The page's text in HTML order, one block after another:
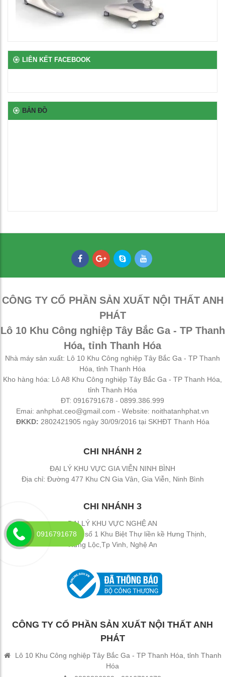
2,650,000₫
Bàn ghế bán trú rời gỗ tự nhiên phủ vernia
2,700,000 ₫
21,000₫
LIÊN KẾT FACEBOOK
BẢN ĐỒ
CÔNG TY CỔ PHẦN SẢN XUẤT NỘI THẤT ANH
PHÁT
Lô 10 Khu Công nghiệp Tây Bắc Ga - TP Thanh
Hóa, tỉnh Thanh Hóa
Nhà máy sản xuất: Lô 10 Khu Công nghiệp Tây Bắc Ga - TP Thanh
Hóa, tỉnh Thanh Hóa
Kho hàng hóa: Lô A8 Khu Công nghiệp Tây Bắc Ga - TP Thanh Hóa,
tỉnh Thanh Hóa
ĐT: 0916791678 - 0899.386.999
Emai: anhphat.ceo@gmail.com - Website: noithatanhphat.vn
ĐKKD: 2802421905 ngày 30/09/2016 tại SKHĐT Thanh Hóa
CHI NHÁNH 2
ĐẠI LÝ KHU VỰC GIA VIỄN NINH BÌNH
Địa chỉ: Đường 477 Khu CN Gia Vân, Gia Viễn, Ninh Bình
CHI NHÁNH 3
ĐẠI LÝ KHU VỰC NGHỆ AN
Địa chỉ: Số 3 Đường số 1 Khu Biệt Thự liền kề Hưng Thịnh,
Hưng Lộc,Tp Vinh, Nghệ An
CÔNG TY CỔ PHẦN SẢN XUẤT NỘI THẤT ANH
PHÁT
Lô 10 Khu Công nghiệp Tây Bắc Ga - TP Thanh Hóa, tỉnh Thanh
Hóa
0916791678